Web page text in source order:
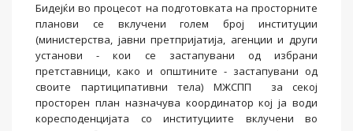
Бидејќи во процесот на подготовката на просторните
планови се вклучени голем број институции
(министерства, јавни претпријатија, агенции и други
установи - кои се застапувани од избрани
претставници, како и општините - застапувани од
своите партиципативни тела) МЖСПП за секој
просторен план назначува координатор кој ја води
коресподенцијата со институциите вклучени во